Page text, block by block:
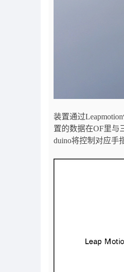
装置通过
置的数据在OF里与
duino将控制对应手